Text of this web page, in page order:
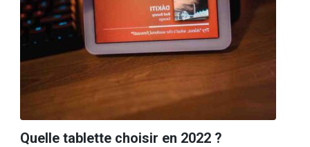
Quelle tablette choisir en 2022 ?